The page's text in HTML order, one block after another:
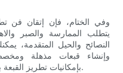
وفي الختام، فإن إتقان فن
يتطلب الممارسة والصبر
النصائح والحيل المتقدمة،
وإنشاء قبعات مذهلة
بإمكانيات تطريز القبعة باستخدام آلة التطريز ودع خيالك ينطلق.